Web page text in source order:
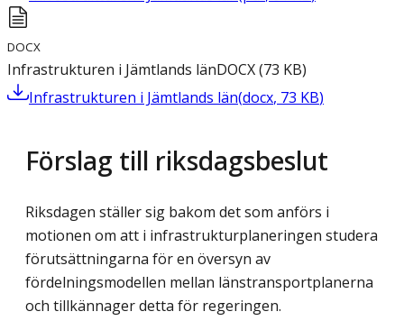
DOCX
Infrastrukturen i Jämtlands länDOCX(73 KB)
Infrastrukturen i Jämtlands län(docx, 73 KB)
Förslag till riksdagsbeslut
Riksdagen ställer sig bakom det som anförs i
motionen om att i infrastrukturplaneringen studera
förutsättningarna för en översyn av
fördelningsmodellen mellan länstransportplanerna
och tillkännager detta för regeringen.